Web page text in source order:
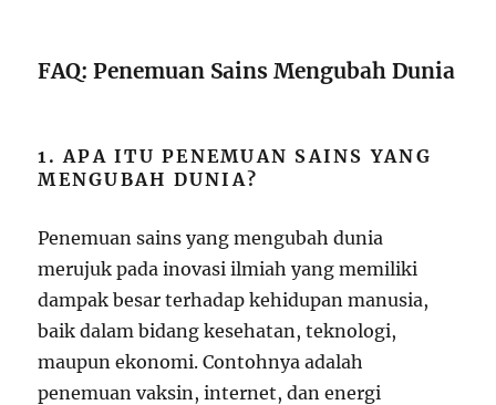
FAQ: Penemuan Sains Mengubah Dunia
1. APA ITU PENEMUAN SAINS YANG
MENGUBAH DUNIA?
Penemuan sains yang mengubah dunia
merujuk pada inovasi ilmiah yang memiliki
dampak besar terhadap kehidupan manusia,
baik dalam bidang kesehatan, teknologi,
maupun ekonomi. Contohnya adalah
penemuan vaksin, internet, dan energi